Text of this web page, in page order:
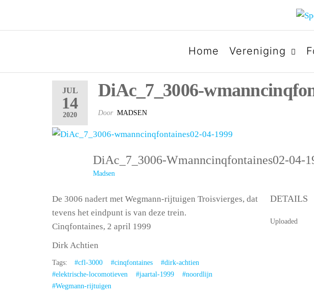
SPOORGROEP LUXEMBURG
Home Vereniging
JUL
14
2020
DiAc_7_3006-
Door MADSEN
DiAc_7_3006-Wmanncinqfontaines02-04-
Madsen
De 3006 nadert met Wegmann-rijtuigen Troisvierges, dat
tevens het eindpunt is van deze trein.
Cinqfontaines, 2 april 1999
Dirk Achtien
Tags: #cfl-3000 #cinqfontaines
#dirk-achtien
#elektrische-locomotieven
#jaartal-1999
#noordlijn
#Wegmann-rijtuigen
DETAILS
Uploaded